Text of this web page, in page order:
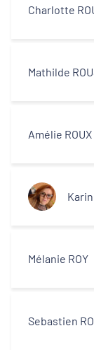
Charlotte
Mathilde
Amélie ROUX
Mélanie ROY
Sebastien